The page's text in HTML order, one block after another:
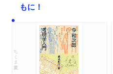
もに！
ちくま文庫